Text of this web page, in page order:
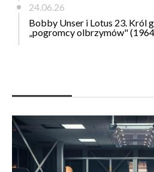
24.06.26
Bobby Unser i Lotus 23. Król
„pogromcy olbrzymów"